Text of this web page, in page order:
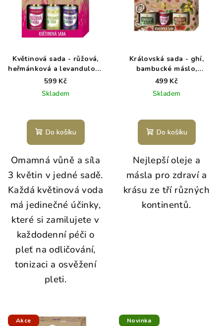
Květinová sada - růžová,
heřmánková a levandulová
voda BIO
599 Kč
Skladem
Do košíku
Omamná vůně a síla
3 květin v jedné sadě.
Každá květinová voda
má jedinečné účinky,
které si zamilujete v
každodenní péči o
pleť na odličování,
tonizaci a osvěžení
pleti.
Královská sada - ghí,
bambucké máslo,
kokosový olej
499 Kč
Skladem
Do košíku
Nejlepší oleje a
másla pro zdraví a
krásu ze tří různých
kontinentů.
Akce
Novinka